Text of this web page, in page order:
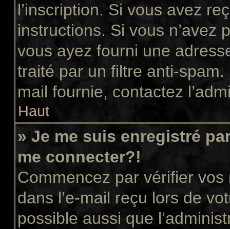
l’inscription. Si vous avez
instructions. Si vous n’avez
vous ayez fourni une
traité par un filtre anti-spam.
mail fournie, contactez
Haut
» Je me suis enregistré
me connecter?!
Commencez par vérifier vos
dans l’e-mail reçu lors de
possible aussi que